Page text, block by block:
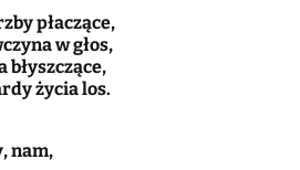
płaczące,
w głos,
błyszczące,
życia los.
nam,